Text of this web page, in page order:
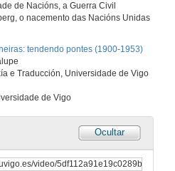
de Nacións, a Guerra Civil
o nacemento das Nacións Unidas
tendendo pontes (1900-1953)
e Traducción, Universidade de Vigo
de Vigo
Ocultar
Exposición "Interpretes pioneiras: tendendo pontes (1900-1953)"
out. de 2019
Luís Alonso Bacigalupe abre o acto de inauguración da mostra agradecendo a asistencia aos participantes
out. de 2019